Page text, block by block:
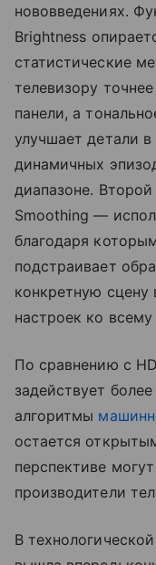
нововведениях.
Brightness
статистические
телевизору
панели, а
улучшает детали
динамичных
диапазоне.
Smoothing —
благодаря
подстраивает
конкретную
настроек ко
По сравнению с
задействует
алгоритмы
остается
перспективе
производители
В